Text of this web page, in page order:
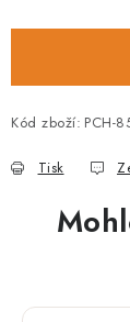
Kód zboží: PCH-
Tisk